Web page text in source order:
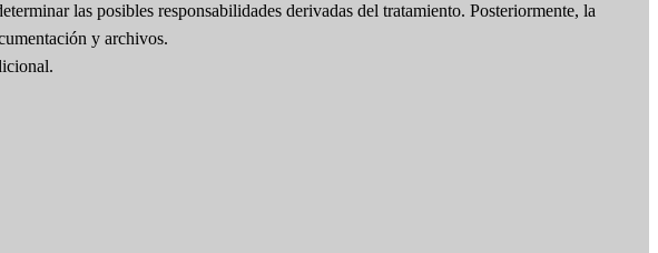
las posibles responsabilidades derivadas del tratamiento. Posteriormente, la
y archivos.